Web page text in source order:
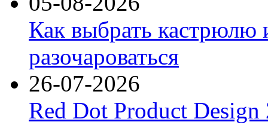
Как выбрать кастрюлю
разочароваться
26-07-2026
Red Dot Product Design